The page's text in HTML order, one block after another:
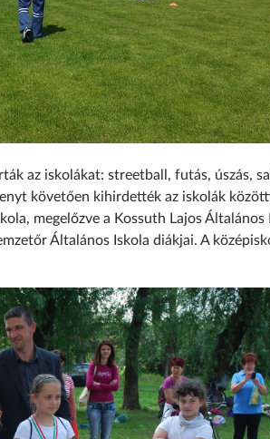
az iskolákat: streetball, futás, úszás,
követően kihirdették az iskolák
megelőzve a Kossuth Lajos Általános
Általános Iskola diákjai. A